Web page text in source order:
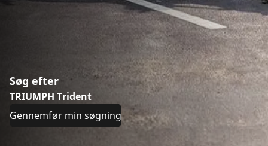
Søg efter
TRIUMPH Trident
Gennemfør min søgning